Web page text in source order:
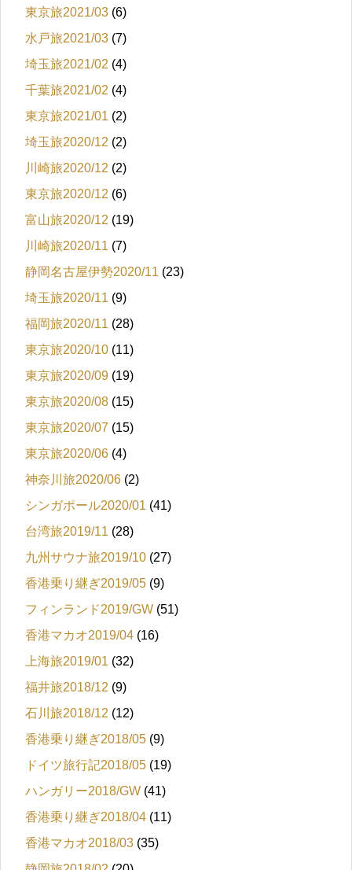
東京旅2021/03 (6)
水戸旅2021/03 (7)
埼玉旅2021/02 (4)
千葉旅2021/02 (4)
東京旅2021/01 (2)
埼玉旅2020/12 (2)
川崎旅2020/12 (2)
東京旅2020/12 (6)
富山旅2020/12 (19)
川崎旅2020/11 (7)
静岡名古屋伊勢2020/11 (23)
埼玉旅2020/11 (9)
福岡旅2020/11 (28)
東京旅2020/10 (11)
東京旅2020/09 (19)
東京旅2020/08 (15)
東京旅2020/07 (15)
東京旅2020/06 (4)
神奈川旅2020/06 (2)
シンガポール2020/01 (41)
台湾旅2019/11 (28)
九州サウナ旅2019/10 (27)
香港乗り継ぎ2019/05 (9)
フィンランド2019/GW (51)
香港マカオ2019/04 (16)
上海旅2019/01 (32)
福井旅2018/12 (9)
石川旅2018/12 (12)
香港乗り継ぎ2018/05 (9)
ドイツ旅行記2018/05 (19)
ハンガリー2018/GW (41)
香港乗り継ぎ2018/04 (11)
香港マカオ2018/03 (35)